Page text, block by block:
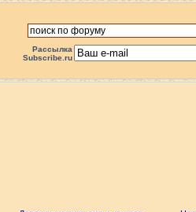
Рассылка
Subscribe.ru